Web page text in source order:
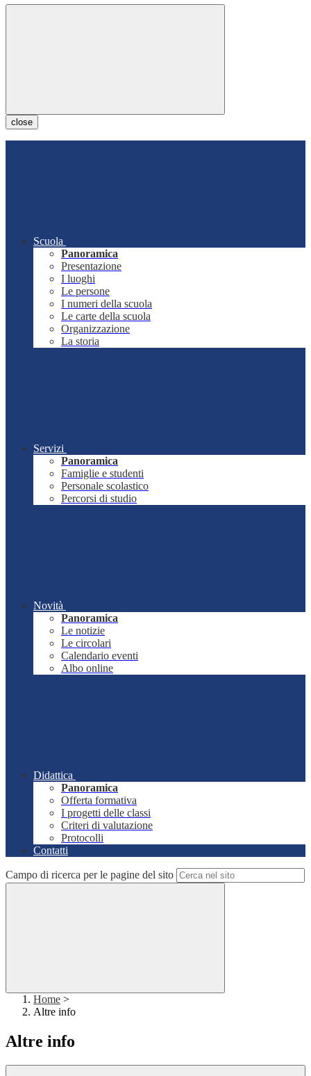
close
Scuola
Panoramica
Presentazione
I luoghi
Le persone
I numeri della scuola
Le carte della scuola
Organizzazione
La storia
Servizi
Panoramica
Famiglie e studenti
Personale scolastico
Percorsi di studio
Novità
Panoramica
Le notizie
Le circolari
Calendario eventi
Albo online
Didattica
Panoramica
Offerta formativa
I progetti delle classi
Criteri di valutazione
Protocolli
Contatti
Campo di ricerca per le pagine del sito
Home >
Altre info
Altre info